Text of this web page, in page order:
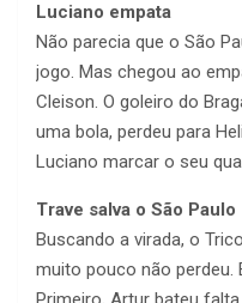
Luciano empata
Não parecia que o São
jogo. Mas chegou ao
Cleison. O goleiro do
uma bola, perdeu para
Luciano marcar o seu
Trave salva o São Paulo
Buscando a virada, o
muito pouco não perdeu.